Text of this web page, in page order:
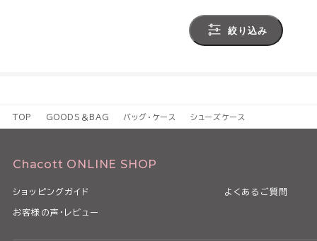
絞り込み
TOP GOODS＆BAG バッグ・ケース シューズケース
Chacott ONLINE SHOP
ショッピングガイド よくあるご質問
お客様の声・レビュー